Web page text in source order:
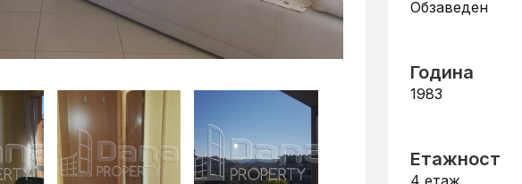
Обзаведен
Година
1983
Етажност
4 етаж